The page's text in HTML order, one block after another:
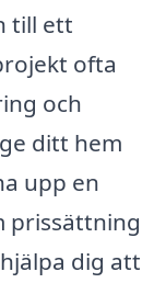
till ett
ofta
och
ditt hem
upp en
prissättning
dig att